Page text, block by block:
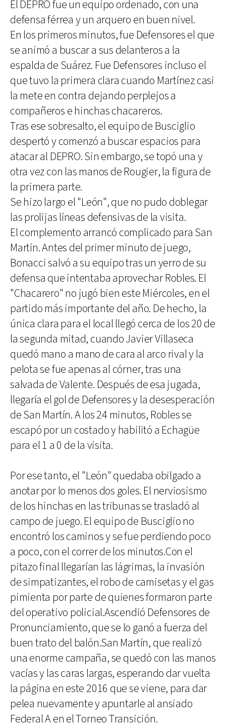
El DEPRO fue un equipo ordenado, con una
defensa férrea y un arquero en buen nivel.
En los primeros minutos, fue Defensores el que
se animó a buscar a sus delanteros a la
espalda de Suárez. Fue Defensores incluso el
que tuvo la primera clara cuando Martínez casi
la mete en contra dejando perplejos a
compañeros e hinchas chacareros.
Tras ese sobresalto, el equipo de Busciglio
despertó y comenzó a buscar espacios para
atacar al DEPRO. Sin embargo, se topó una y
otra vez con las manos de Rougier, la figura de
la primera parte.
Se hizo largo el "León", que no pudo doblegar
las prolijas líneas defensivas de la visita.
El complemento arrancó complicado para San
Martín. Antes del primer minuto de juego,
Bonacci salvó a su equipo tras un yerro de su
defensa que intentaba aprovechar Robles. El
"Chacarero" no jugó bien este Miércoles, en el
partido más importante del año. De hecho, la
única clara para el local llegó cerca de los 20 de
la segunda mitad, cuando Javier Villaseca
quedó mano a mano de cara al arco rival y la
pelota se fue apenas al córner, tras una
salvada de Valente. Después de esa jugada,
llegaría el gol de Defensores y la desesperación
de San Martín. A los 24 minutos, Robles se
escapó por un costado y habilitó a Echagüe
para el 1 a 0 de la visita.
Por ese tanto, el "León" quedaba obilgado a
anotar por lo menos dos goles. El nerviosismo
de los hinchas en las tribunas se trasladó al
campo de juego. El equipo de Busciglio no
encontró los caminos y se fue perdiendo poco
a poco, con el correr de los minutos.Con el
pitazo final llegarían las lágrimas, la invasión
de simpatizantes, el robo de camisetas y el gas
pimienta por parte de quienes formaron parte
del operativo policial.Ascendió Defensores de
Pronunciamiento, que se lo ganó a fuerza del
buen trato del balón.San Martín, que realizó
una enorme campaña, se quedó con las manos
vacías y las caras largas, esperando dar vuelta
la página en este 2016 que se viene, para dar
pelea nuevamente y apuntarle al ansiado
Federal A en el Torneo Transición.